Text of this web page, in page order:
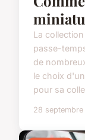
La
passe-
de
le choix
pour sa
28